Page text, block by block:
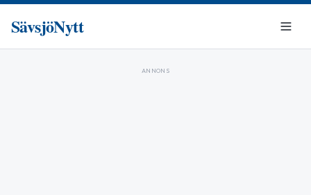
SävsjöNytt
ANNONS